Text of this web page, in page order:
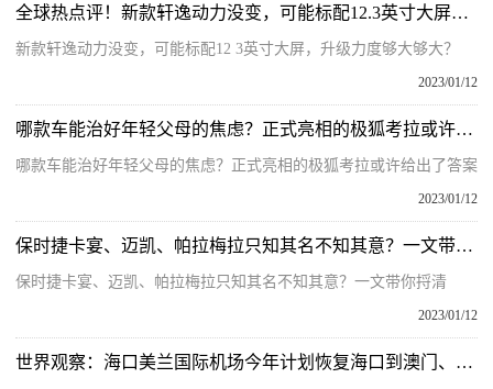
全球热点评！新款轩逸动力没变，可能标配12.3英寸大屏，升级力度够大够大？
新款轩逸动力没变，可能标配12 3英寸大屏，升级力度够大够大？
2023/01/12
哪款车能治好年轻父母的焦虑？正式亮相的极狐考拉或许给出了答案
哪款车能治好年轻父母的焦虑？正式亮相的极狐考拉或许给出了答案
2023/01/12
保时捷卡宴、迈凯、帕拉梅拉只知其名不知其意？一文带你捋清
保时捷卡宴、迈凯、帕拉梅拉只知其名不知其意？一文带你捋清
2023/01/12
世界观察：海口美兰国际机场今年计划恢复海口到澳门、东南亚等航线